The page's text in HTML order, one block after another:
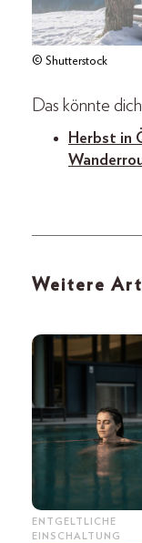
© Shutterstock
Das könnte
Herbst in
Weitere
ENTGELTLICHE
EINSCHALTUNG